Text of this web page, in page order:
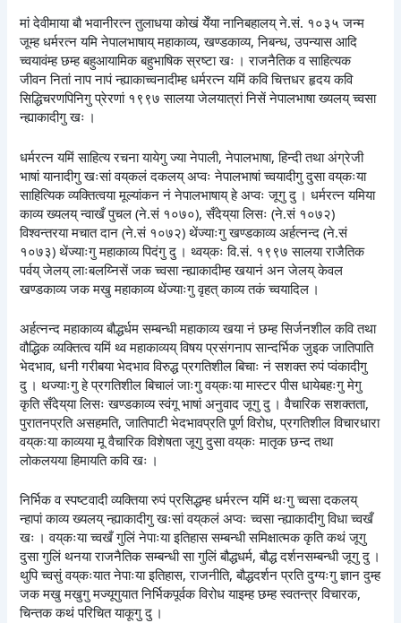
मां देवीमाया बौ भवानीरत्न तुलाधया कोखं येँया नानिबहालय् ने.सं. १०३५ जन्म
जूम्ह धर्मरत्न यमि नेपालभाषाय् महाकाव्य, खण्डकाव्य, निबन्ध, उपन्यास आदि
च्वयावंम्ह छम्ह बहुआयामिक बहुभाषिक स्रष्टा खः । राजनैतिक व साहित्यक
जीवन नितां नाप नापं न्ह्याकाच्वनादीम्ह धर्मरत्न यमिं कवि चित्तधर हृदय कवि
सिद्धिचरणपिनिगु प्रेरणां १९९७ सालया जेलयात्रां निसें नेपालभाषा ख्यलय् च्वसा
न्ह्याकादीगु खः ।
धर्मरत्न यमिं साहित्य रचना यायेगु ज्या नेपाली, नेपालभाषा, हिन्दी तथा अंग्रेजी
भाषां यानादीगु खःसां वय्‌कलं दकलय् अप्वः नेपालभाषां च्वयादीगु दुसा वय्‌कःया
साहित्यिक व्यक्तित्वया मूल्यांकन नं नेपालभाषाय् हे अप्वः जूगु दु । धर्मरत्न यमिया
काव्य ख्यलय् न्वाखँ पुचल (ने.सं १०७०), सँदेय्‌या लिसः (ने.सं १०७२)
विश्वन्तरया मचात दान (ने.सं १०७२) थेंज्याःगु खण्डकाव्य अर्हत्नन्द (ने.सं
१०७३) थेंज्याःगु महाकाव्य पिदंगु दु । थ्वय्‌कः वि.सं. १९९७ सालया राजैतिक
पर्वय् जेलय् लाःबलय्निसें जक च्वसा न्ह्याकादीम्ह खयानं अन जेलय् केवल
खण्डकाव्य जक मखु महाकाव्य थेंज्याःगु वृहत् काव्य तकं च्वयादिल ।
अर्हत्नन्द महाकाव्य बौद्धर्धम सम्बन्धी महाकाव्य खया नं छम्ह सिर्जनशील कवि तथा
वौद्धिक व्यक्तित्व यमिं थ्व महाकाव्यय् विषय प्रसंगनाप सान्दर्भिक जुइक जातिपाति
भेदभाव, धनी गरीबया भेदभाव विरुद्ध प्रगतिशील बिचाः नं सशक्त रुपं प्वंकादीगु
दु । थज्याःगु हे प्रगतिशील बिचालं जाःगु वय्‌कःया मास्टर पीस धायेबहःगु मेगु
कृति सँदेय्‌या लिसः खण्डकाव्य स्वंगू भाषां अनुवाद जूगु दु । वैचारिक सशक्तता,
पुरातनप्रति असहमति, जातिपाटी भेदभावप्रति पूर्ण विरोध, प्रगतिशील विचारधारा
वय्‌कःया काव्यया मू वैचारिक विशेषता जूगु दुसा वय्‌कः मातृक छन्द तथा
लोकलयया हिमायति कवि खः ।
निर्भिक व स्पष्टवादी व्यक्तिया रुपं प्रसिद्धम्ह धर्मरत्न यमिं थःगु च्वसा दकलय्
न्हापां काव्य ख्यलय् न्ह्याकादीगु खःसां वय्‌कलं अप्वः च्वसा न्ह्याकादीगु विधा च्वखँ
खः । वय्‌कःया च्वखँ गुलिं नेपाःया इतिहास सम्बन्धी समिक्षात्मक कृति कथं जूगु
दुसा गुलिं थनया राजनैतिक सम्बन्धी सा गुलिं बौद्धधर्म, बौद्ध दर्शनसम्बन्धी जूगु दु ।
थुपि च्वसुं वय्‌कःयात नेपाःया इतिहास, राजनीति, बौद्धदर्शन प्रति दुग्यःगु ज्ञान दुम्ह
जक मखु मखुगु मज्यूगुयात निर्भिकपूर्वक विरोध याइम्ह छम्ह स्वतन्त्र विचारक,
चिन्तक कथं परिचित याकूगु दु ।